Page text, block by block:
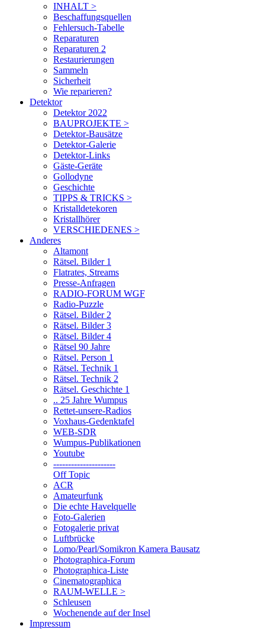
INHALT >
Beschaffungsquellen
Fehlersuch-Tabelle
Reparaturen
Reparaturen 2
Restaurierungen
Sammeln
Sicherheit
Wie reparieren?
Detektor
Detektor 2022
BAUPROJEKTE >
Detektor-Bausätze
Detektor-Galerie
Detektor-Links
Gäste-Geräte
Gollodyne
Geschichte
TIPPS & TRICKS >
Kristalldetekoren
Kristallhörer
VERSCHIEDENES >
Anderes
Altamont
Rätsel. Bilder 1
Flatrates, Streams
Presse-Anfragen
RADIO-FORUM WGF
Radio-Puzzle
Rätsel. Bilder 2
Rätsel. Bilder 3
Rätsel. Bilder 4
Rätsel 90 Jahre
Rätsel. Person 1
Rätsel. Technik 1
Rätsel. Technik 2
Rätsel. Geschichte 1
.. 25 Jahre Wumpus
Rettet-unsere-Radios
Voxhaus-Gedenktafel
WEB-SDR
Wumpus-Publikationen
Youtube
---------------------
Off Topic
ACR
Amateurfunk
Die echte Havelquelle
Foto-Galerien
Fotogalerie privat
Luftbrücke
Lomo/Pearl/Somikron Kamera Bausatz
Photographica-Forum
Photographica-Liste
Cinematographica
RAUM-WELLE >
Schleusen
Wochenende auf der Insel
Impressum